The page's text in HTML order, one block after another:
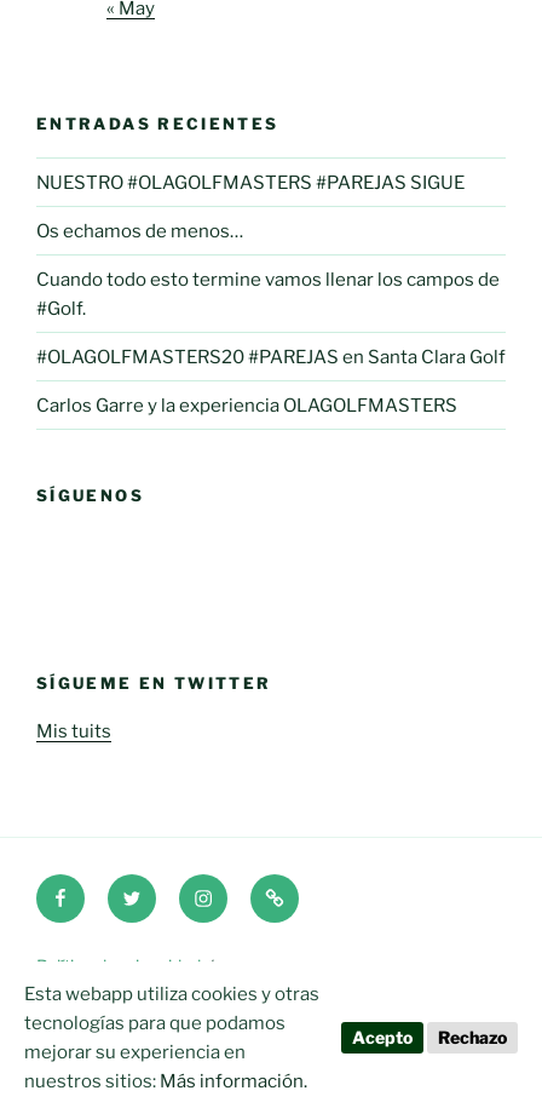
« May
ENTRADAS RECIENTES
NUESTRO #OLAGOLFMASTERS #PAREJAS SIGUE
Os echamos de menos…
Cuando todo esto termine vamos llenar los campos de
#Golf.
#OLAGOLFMASTERS20 #PAREJAS en Santa Clara Golf
Carlos Garre y la experiencia OLAGOLFMASTERS
SÍGUENOS
SÍGUEME EN TWITTER
Mis tuits
FacebookTwitter InstagramiOne
Política de privacidad
2020 © Realizado con cariño y dedicación iOne Sport
Leisure & Tech
Esta webapp utiliza cookies y otras
tecnologías para que podamos
mejorar su experiencia en
nuestros sitios: Más información.
Acepto Rechazo